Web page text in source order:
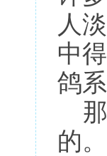
人
中
鸽系
那
的